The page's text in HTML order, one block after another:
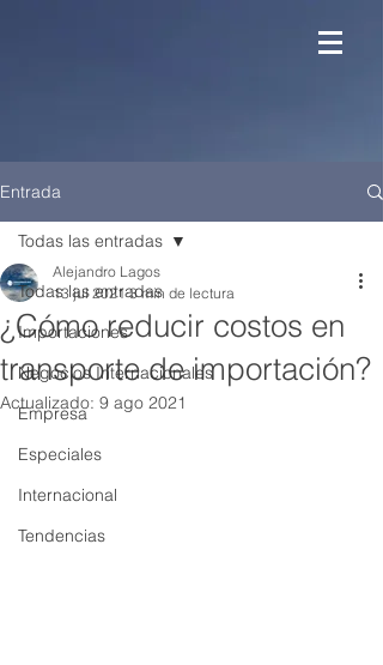
Entrada
Todas las entradas
Importaciones
Negocios Internacionales
Empresa
Especiales
Internacional
Tendencias
Todas las entradas
¿Cómo reducir costos en
transporte de importación?
Alejandro Lagos
13 jul 2021 3 min de lectura
Actualizado: 9 ago 2021